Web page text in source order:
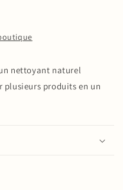
nettoyant naturel
plusieurs produits en un